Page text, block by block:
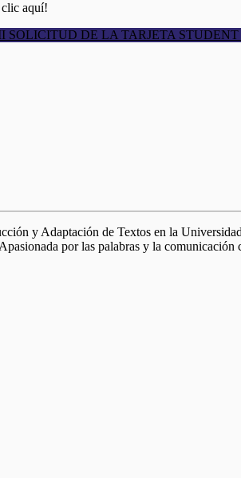
aquí!
SOLICITUD DE LA TARJETA
y Adaptación de Textos en la
por las palabras y la